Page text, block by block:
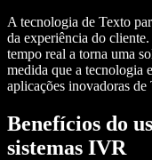
A tecnologia de Texto
da experiência do
tempo real a torna uma
medida que a tecnologia
aplicações inovadoras
Benefícios do
sistemas IVR